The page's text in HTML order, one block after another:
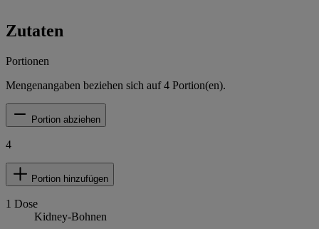
Zutaten
Portionen
Mengenangaben beziehen sich auf4 Portion(en).
Portion abziehen
4
Portion hinzufügen
1 Dose
Kidney-Bohnen